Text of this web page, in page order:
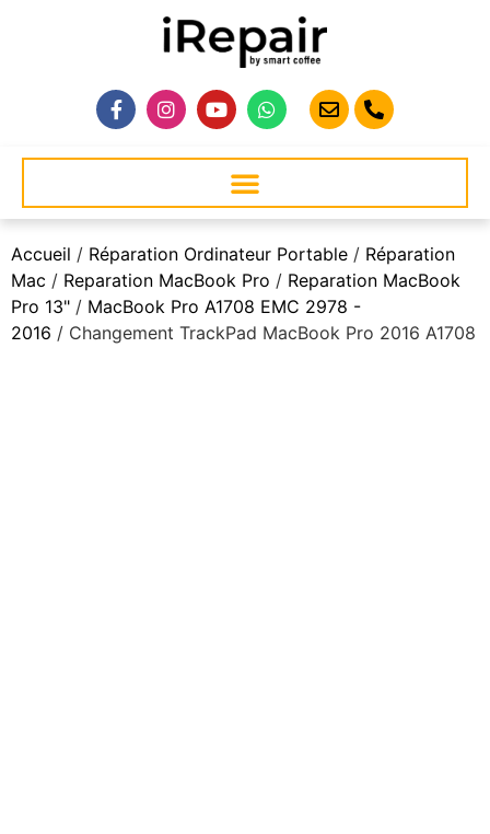
Accueil / Réparation Ordinateur Portable / Réparation
Mac / Reparation MacBook Pro / Reparation MacBook
Pro 13" / MacBook Pro A1708 EMC 2978 -
2016 / Changement TrackPad MacBook Pro 2016 A1708